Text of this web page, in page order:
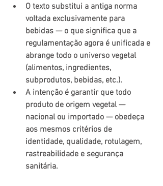
O texto substitui a antiga norma
voltada exclusivamente para
bebidas — o que significa que a
regulamentação agora é unificada e
abrange todo o universo vegetal
(alimentos, ingredientes,
subprodutos, bebidas, etc.).
A intenção é garantir que todo
produto de origem vegetal —
nacional ou importado — obedeça
aos mesmos critérios de
identidade, qualidade, rotulagem,
rastreabilidade e segurança
sanitária.